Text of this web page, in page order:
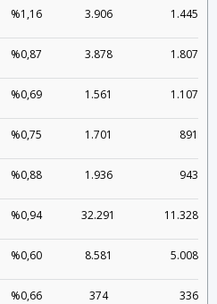
%1,16 3.906 1.445
%0,87 3.878 1.807
%0,69 1.561 1.107
%0,75 1.701 891
%0,88 1.936 943
%0,94 32.291 11.328
%0,60 8.581 5.008
%0,66 374 336